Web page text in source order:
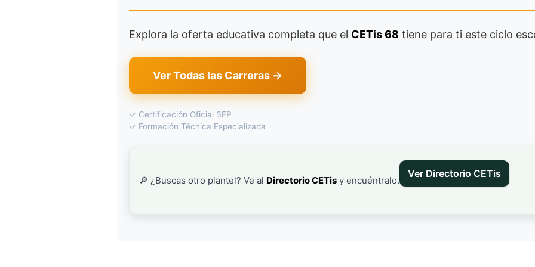
Explora la oferta educativa completa que el CETis 68 tiene para ti este ciclo
Ver Todas las Carreras →
✓ Certificación Oficial SEP
✓ Formación Técnica Especializada
🔎 ¿Buscas otro plantel? Ve al Directorio CETis y encuéntralo.
Ver Directorio CETis